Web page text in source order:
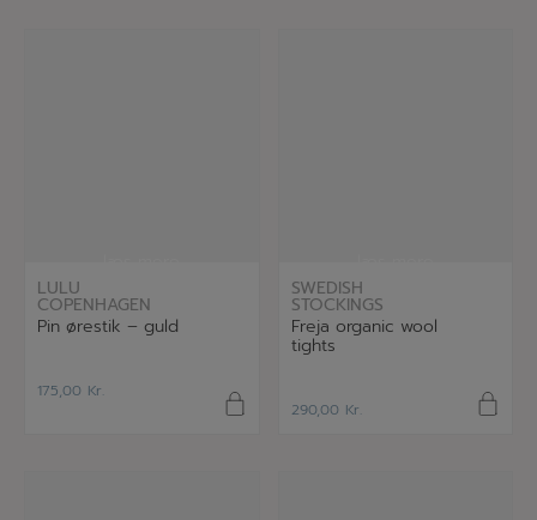
LULU
COPENHAGEN
Pin ørestik – guld
175,00 Kr.
SWEDISH
STOCKINGS
Freja organic wool
tights
290,00 Kr.